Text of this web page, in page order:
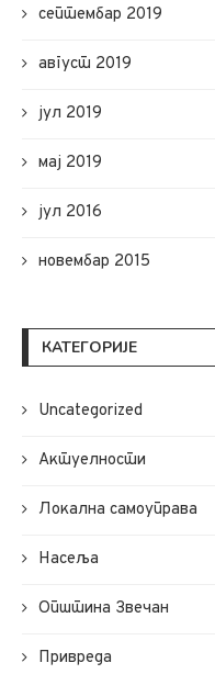
септембар 2019
август 2019
јул 2019
мај 2019
јул 2016
новембар 2015
КАТЕГОРИЈЕ
Uncategorized
Актуелности
Локална самоуправа
Насеља
Општина Звечан
Привреда